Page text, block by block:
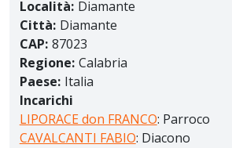
Località: Diamante
Città: Diamante
CAP: 87023
Regione: Calabria
Paese: Italia
Incarichi
LIPORACE don FRANCO: Parroco
CAVALCANTI FABIO: Diacono